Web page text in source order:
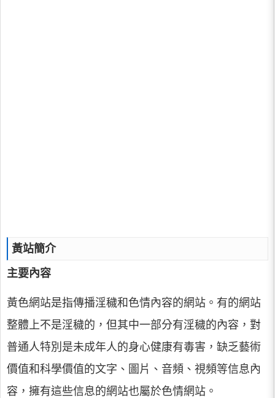
黃站簡介
主要內容
黃色網站是指傳播淫穢和色情內容的網站。有的網站
整體上不是淫穢的，但其中一部分有淫穢的內容，對
普通人特別是未成年人的身心健康有毒害，缺乏藝術
價值和科學價值的文字、圖片、音頻、視頻等信息內
容，擁有這些信息的網站也屬於色情網站。